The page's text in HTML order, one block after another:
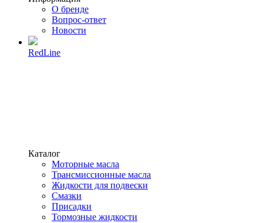
О бренде
Вопрос-ответ
Новости
RedLine
Каталог
Моторные масла
Трансмиссионные масла
Жидкости для подвески
Смазки
Присадки
Тормозные жидкости